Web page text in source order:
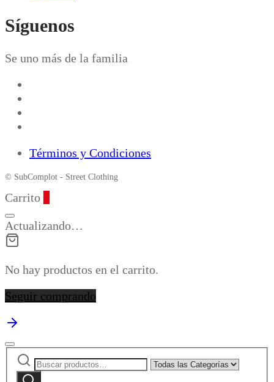
Síguenos
Se uno más de la familia
Términos y Condiciones
© SubComplot - Street Clothing
Carrito
Actualizando…
No hay productos en el carrito.
Seguir comprando
Buscar
por:
Narrow
by
Buscar